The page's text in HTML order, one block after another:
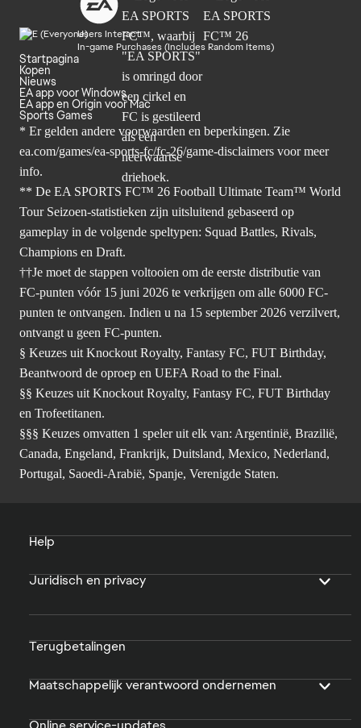
Users Interact
In-game Purchases (Includes Random Items)
Startpagina
Kopen
Nieuws
EA app voor Windows
EA app en Origin voor Mac
Sports Games
* Er gelden andere voorwaarden en beperkingen. Zie
ea.com/games/ea-sports-fc/fc-26/game-disclaimers voor meer
info.
** De EA SPORTS FC™ 26 Football Ultimate Team™ World
Tour Seizoen-statistieken zijn uitsluitend gebaseerd op
gameplay in de volgende speltypen: Squad Battles, Rivals,
Champions en Draft.
††Je moet de stappen voltooien om de eerste distributie van
FC-punten vóór 15 juni 2026 te verkrijgen om alle 6000 FC-
punten te ontvangen. Indien u na 15 september 2026 verzilvert,
ontvangt u geen FC-punten.
§ Keuzes uit Knockout Royalty, Fantasy FC, FUT Birthday,
Beantwoord de oproep en UEFA Road to the Final.
§§ Keuzes uit Knockout Royalty, Fantasy FC, FUT Birthday
en Trofeetitanen.
§§§ Keuzes omvatten 1 speler uit elk van: Argentinië, Brazilië,
Canada, Engeland, Frankrijk, Duitsland, Mexico, Nederland,
Portugal, Saoedi-Arabië, Spanje, Verenigde Staten.
Help
Juridisch en privacy
Terugbetalingen
Maatschappelijk verantwoord ondernemen